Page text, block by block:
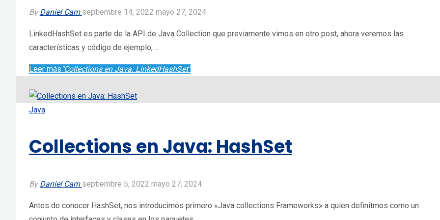
By Daniel Cam septiembre 14, 2022 mayo 27, 2024
LinkedHashSet es parte de la API de Java Collection que previamente vimos en otro post, ahora veremos las
características y código de ejemplo, …
Leer más "Collections en Java: LinkedHashSet"
Java
Collections en Java: HashSet
By Daniel Cam septiembre 5, 2022 mayo 27, 2024
Antes de conocer HashSet, nos introducimos primero «Java collections Frameworks» a quien definitmos como un